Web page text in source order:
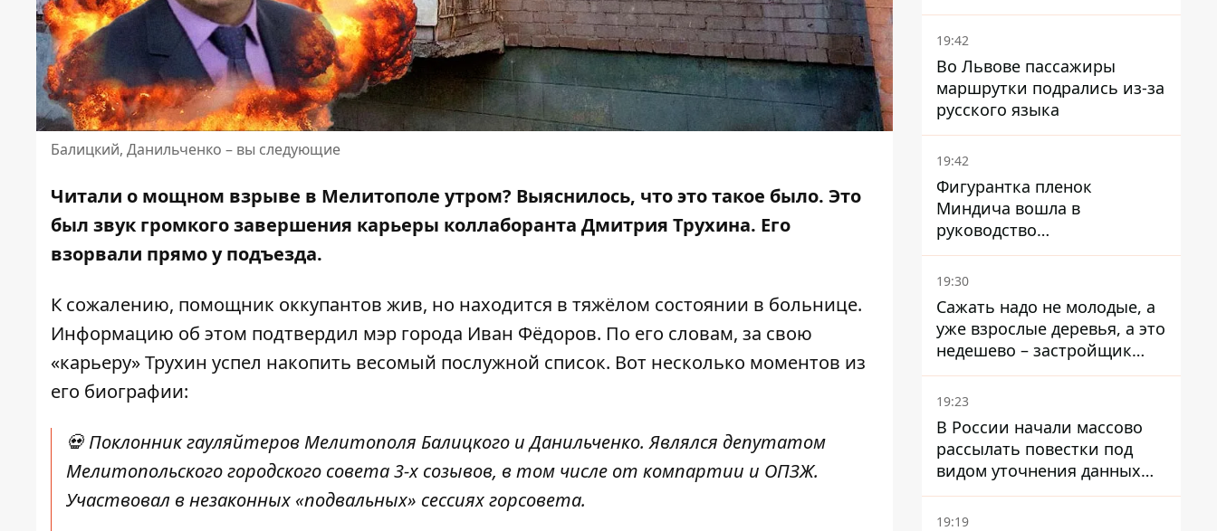
Балицкий, Данильченко – вы следующие
Читали о мощном взрыве в Мелитополе утром? Выяснилось, что это такое было. Это
был звук громкого завершения карьеры коллаборанта Дмитрия Трухина. Его
взорвали прямо у подъезда.
К сожалению, помощник оккупантов жив, но находится в тяжёлом состоянии в больнице.
Информацию об этом подтвердил мэр города Иван Фёдоров. По его словам, за свою
«карьеру» Трухин успел накопить весомый послужной список. Вот несколько моментов из
его биографии:
💀 Поклонник гауляйтеров Мелитополя Балицкого и Данильченко. Являлся депутатом
Мелитопольского городского совета 3-х созывов, в том числе от компартии и ОПЗЖ.
Участвовал в незаконных «подвальных» сессиях горсовета.
устойчивости на 20%
19:42
Во Львове пассажиры
маршрутки подрались из-за
русского языка
19:42
Фигурантка пленок
Миндича вошла в
руководство
стратегического
госпредприятия - работала
заместителем Галущенко
19:30
Сажать надо не молодые, а
уже взрослые деревья, а это
недешево – застройщик
Никонов
19:23
В России начали массово
рассылать повестки под
видом уточнения данных
для набора контрактников
19:19